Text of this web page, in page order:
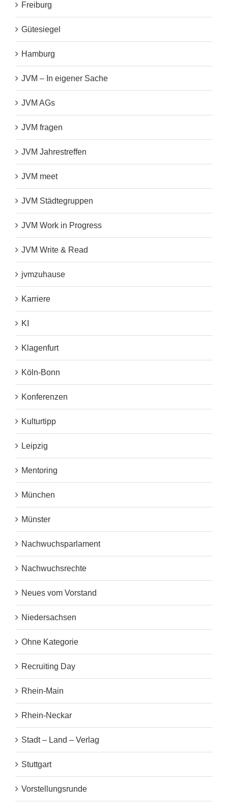
Freiburg
Gütesiegel
Hamburg
JVM – In eigener Sache
JVM AGs
JVM fragen
JVM Jahrestreffen
JVM meet
JVM Städtegruppen
JVM Work in Progress
JVM Write & Read
jvmzuhause
Karriere
KI
Klagenfurt
Köln-Bonn
Konferenzen
Kulturtipp
Leipzig
Mentoring
München
Münster
Nachwuchsparlament
Nachwuchsrechte
Neues vom Vorstand
Niedersachsen
Ohne Kategorie
Recruiting Day
Rhein-Main
Rhein-Neckar
Stadt – Land – Verlag
Stuttgart
Vorstellungsrunde